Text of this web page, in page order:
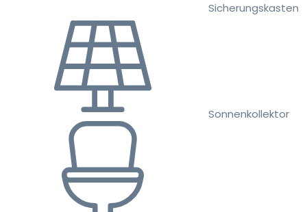
Sicherungskasten
Sonnenkollektor